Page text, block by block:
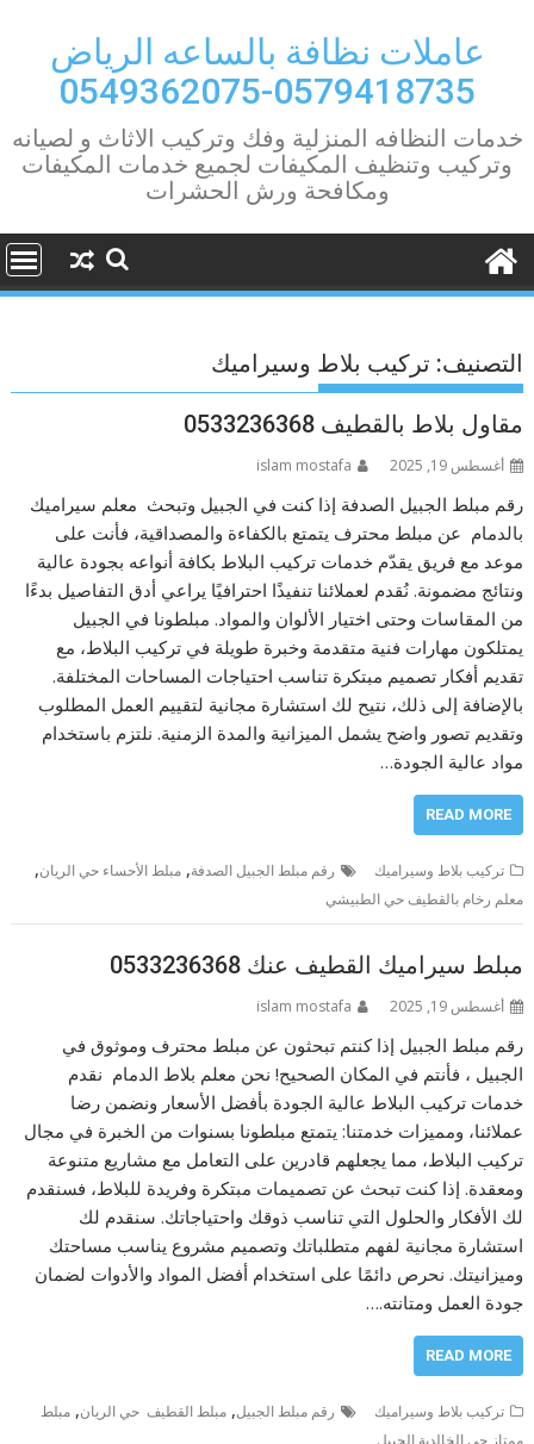
contentعاملات نظافة بالساعه الرياض
0579418735-0549362075
خدمات النظافه المنزلية وفك وتركيب الاثاث و لصيانه
وتركيب وتنظيف المكيفات لجميع خدمات المكيفات
ومكافحة ورش الحشرات
التصنيف: تركيب بلاط وسيراميك
مقاول بلاط بالقطيف 0533236368
أغسطس 19, 2025 islam mostafa
رقم مبلط الجبيل الصدفة إذا كنت في الجبيل وتبحث معلم سيراميك
بالدمام عن مبلط محترف يتمتع بالكفاءة والمصداقية، فأنت على
موعد مع فريق يقدّم خدمات تركيب البلاط بكافة أنواعه بجودة عالية
ونتائج مضمونة. نُقدم لعملائنا تنفيذًا احترافيًا يراعي أدق التفاصيل بدءًا
من المقاسات وحتى اختيار الألوان والمواد. مبلطونا في الجبيل
يمتلكون مهارات فنية متقدمة وخبرة طويلة في تركيب البلاط، مع
تقديم أفكار تصميم مبتكرة تناسب احتياجات المساحات المختلفة.
بالإضافة إلى ذلك، نتيح لك استشارة مجانية لتقييم العمل المطلوب
وتقديم تصور واضح يشمل الميزانية والمدة الزمنية. نلتزم باستخدام
مواد عالية الجودة…
READ MORE
تركيب بلاط وسيراميك رقم مبلط الجبيل الصدفة,مبلط الأحساء حي الريان,
معلم رخام بالقطيف حي الطبيشي
مبلط سيراميك القطيف عنك 0533236368
أغسطس 19, 2025 islam mostafa
رقم مبلط الجبيل إذا كنتم تبحثون عن مبلط محترف وموثوق في
الجبيل ، فأنتم في المكان الصحيح! نحن معلم بلاط الدمام نقدم
خدمات تركيب البلاط عالية الجودة بأفضل الأسعار ونضمن رضا
عملائنا، ومميزات خدمتنا: يتمتع مبلطونا بسنوات من الخبرة في مجال
تركيب البلاط، مما يجعلهم قادرين على التعامل مع مشاريع متنوعة
ومعقدة. إذا كنت تبحث عن تصميمات مبتكرة وفريدة للبلاط، فسنقدم
لك الأفكار والحلول التي تناسب ذوقك واحتياجاتك. سنقدم لك
استشارة مجانية لفهم متطلباتك وتصميم مشروع يناسب مساحتك
وميزانيتك. نحرص دائمًا على استخدام أفضل المواد والأدوات لضمان
جودة العمل ومتانته.…
READ MORE
تركيب بلاط وسيراميك رقم مبلط الجبيل,مبلط القطيف حي الريان,مبلط
ممتاز حى الخالدية الجبيل